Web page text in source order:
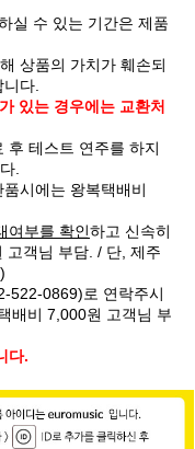
실 수 있는 기간은 제품
상품의 가치가 훼손되
다.
있는 경우에는 교환처
후 테스트 연주를 하지
.
시에는 왕복택배비
여부를 확인하고 신속히
고객님 부담. / 단, 제주
522-0869)로 연락주시
배비 7,000원 고객님 부
다.